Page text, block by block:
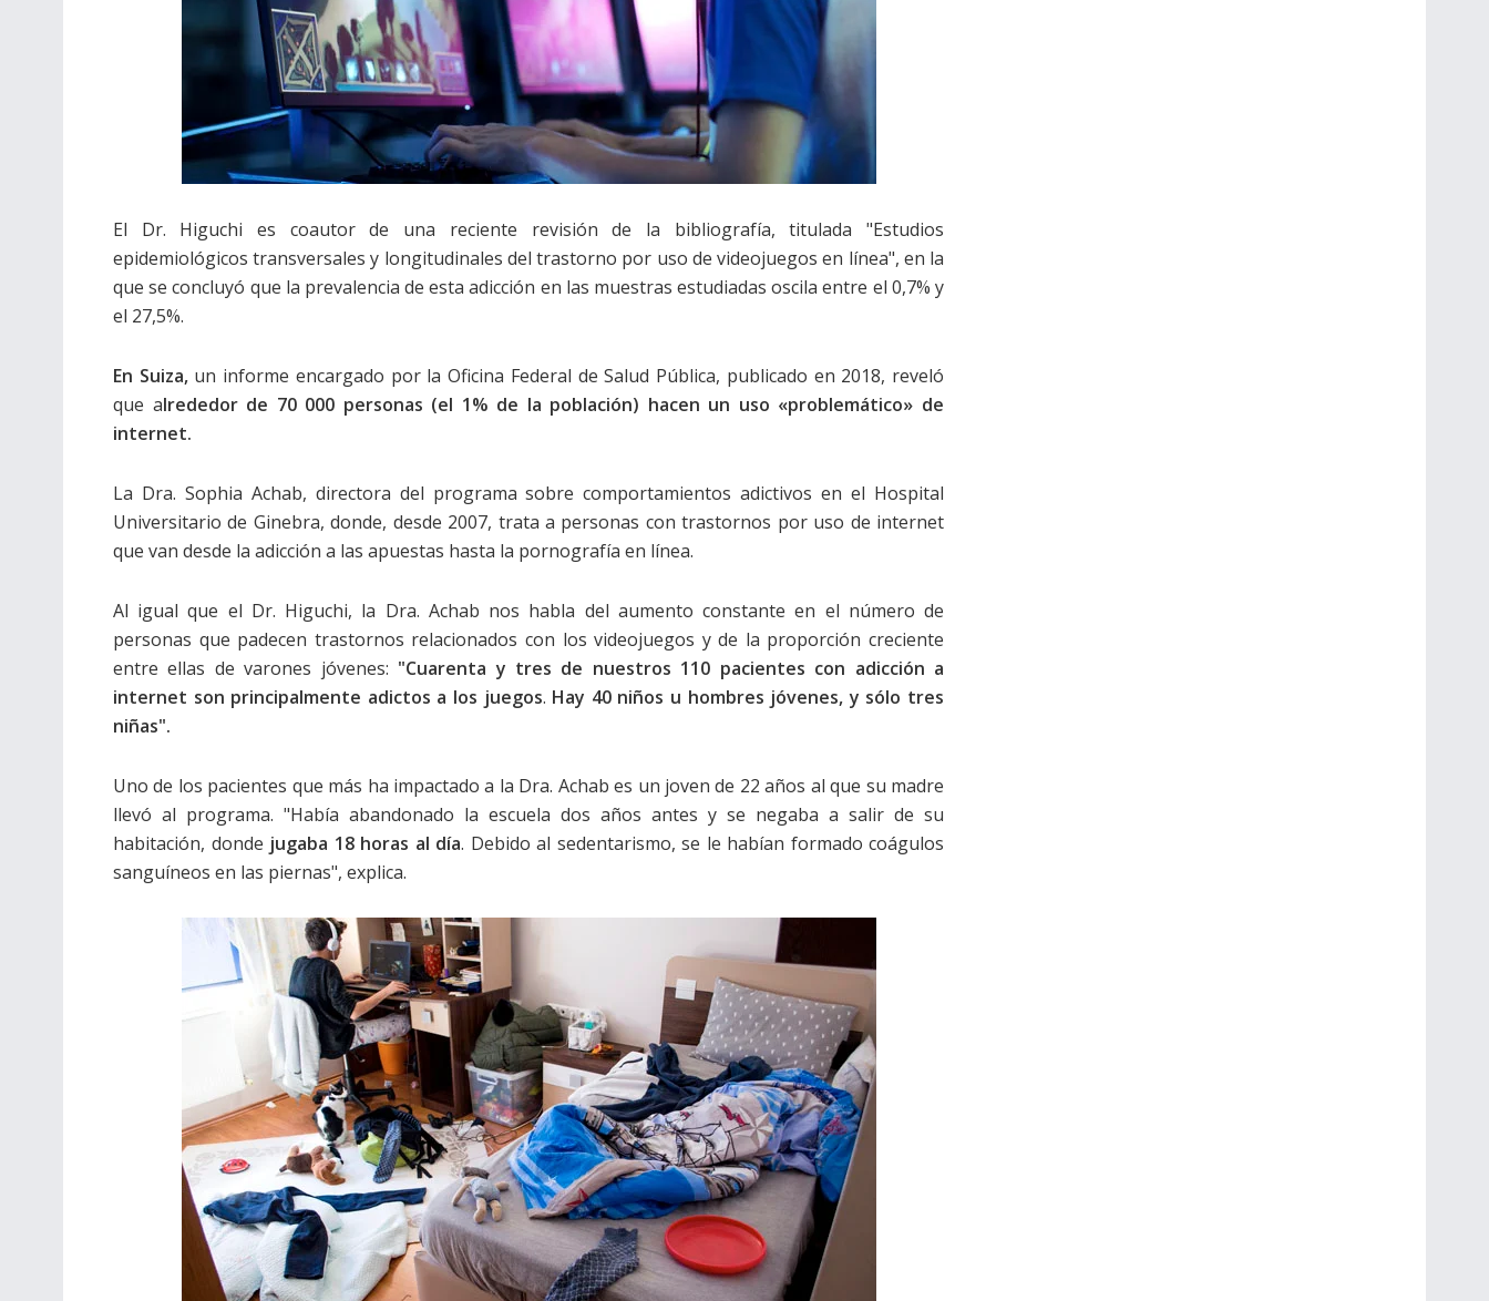
El Dr. Higuchi es coautor de una reciente revisión de la bibliografía, titulada "Estudios
epidemiológicos transversales y longitudinales del trastorno por uso de videojuegos en línea", en la
que se concluyó que la prevalencia de esta adicción en las muestras estudiadas oscila entre el 0,7% y
el 27,5%.
En Suiza,un informe encargado por la Oficina Federal de Salud Pública, publicado en 2018, reveló
que alrededor de 70 000 personas (el 1% de la población) hacen un uso «problemático» de
internet.
La Dra. Sophia Achab, directora del programa sobre comportamientos adictivos en el Hospital
Universitario de Ginebra, donde, desde 2007, trata a personas con trastornos por uso de internet
que van desde la adicción a las apuestas hasta la pornografía en línea.
Al igual que el Dr. Higuchi, la Dra. Achab nos habla del aumento constante en el número de
personas que padecen trastornos relacionados con los videojuegos y de la proporción creciente
entre ellas de varones jóvenes: "Cuarenta y tres de nuestros 110 pacientes con adicción a
internet son principalmente adictos a los juegos. Hay 40 niños u hombres jóvenes, y sólo tres
niñas".
Uno de los pacientes que más ha impactado a la Dra. Achab es un joven de 22 años al que su madre
llevó al programa. "Había abandonado la escuela dos años antes y se negaba a salir de su
habitación, donde jugaba 18 horas al día. Debido al sedentarismo, se le habían formado coágulos
sanguíneos en las piernas", explica.